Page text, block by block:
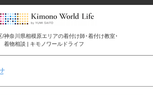
/神奈川県相模原エリアの着付け師･着付け教室･
着物相談 | キモノワールドライフ